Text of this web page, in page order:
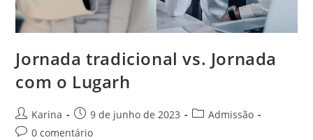
Jornada tradicional vs. Jornada
com o Lugarh
Karina 9 de junho de 2023
Admissão
0 comentário